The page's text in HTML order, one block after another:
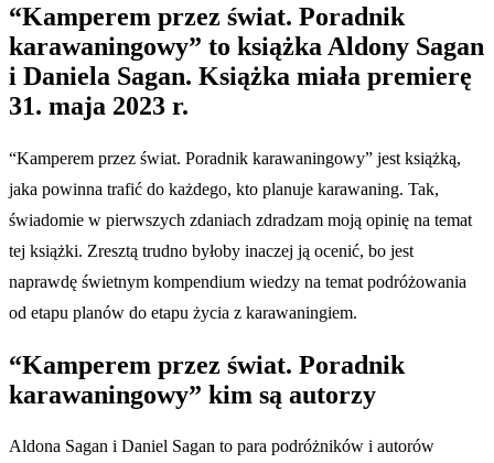
“Kamperem przez świat. Poradnik
karawaningowy” to książka Aldony Sagan
i Daniela Sagan. Książka miała premierę
31. maja 2023 r.
“Kamperem przez świat. Poradnik karawaningowy” jest książką,
jaka powinna trafić do każdego, kto planuje karawaning. Tak,
świadomie w pierwszych zdaniach zdradzam moją opinię na temat
tej książki. Zresztą trudno byłoby inaczej ją ocenić, bo jest
naprawdę świetnym kompendium wiedzy na temat podróżowania
od etapu planów do etapu życia z karawaningiem.
“Kamperem przez świat. Poradnik
karawaningowy” kim są autorzy
Aldona Sagan i Daniel Sagan to para podróżników i autorów